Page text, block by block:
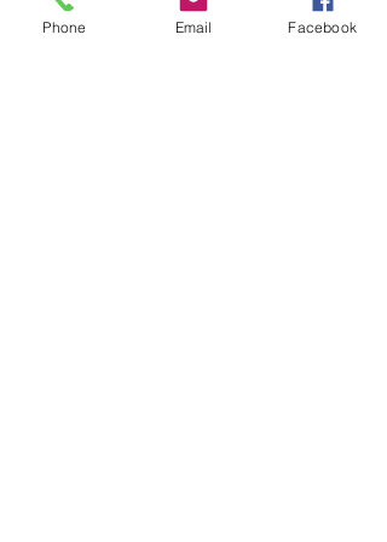
Phone Email Facebook